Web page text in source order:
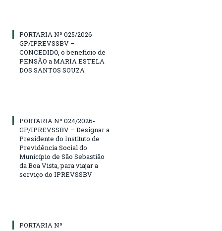
PORTARIA Nº 025/2026-
GP/IPREVSSBV –
CONCEDIDO, o benefício de
PENSÃO a MARIA ESTELA
DOS SANTOS SOUZA
PORTARIA Nº 024/2026-
GP/IPREVSSBV – Designar a
Presidente do Instituto de
Previdência Social do
Município de São Sebastião
da Boa Vista, para viajar a
serviço do IPREVSSBV
PORTARIA Nº